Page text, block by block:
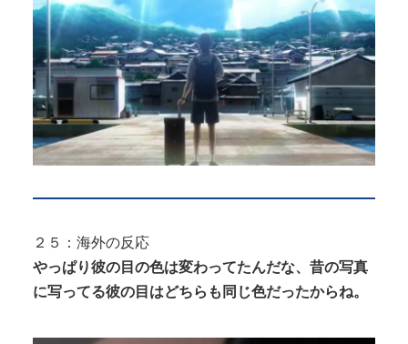
２５：海外の反応
やっぱり彼の目の色は変わってたんだな、昔の写真
に写ってる彼の目はどちらも同じ色だったからね。